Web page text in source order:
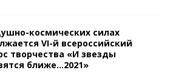
космических силах
VI-й всероссийский
творчества «И звезды
ближе…2021»